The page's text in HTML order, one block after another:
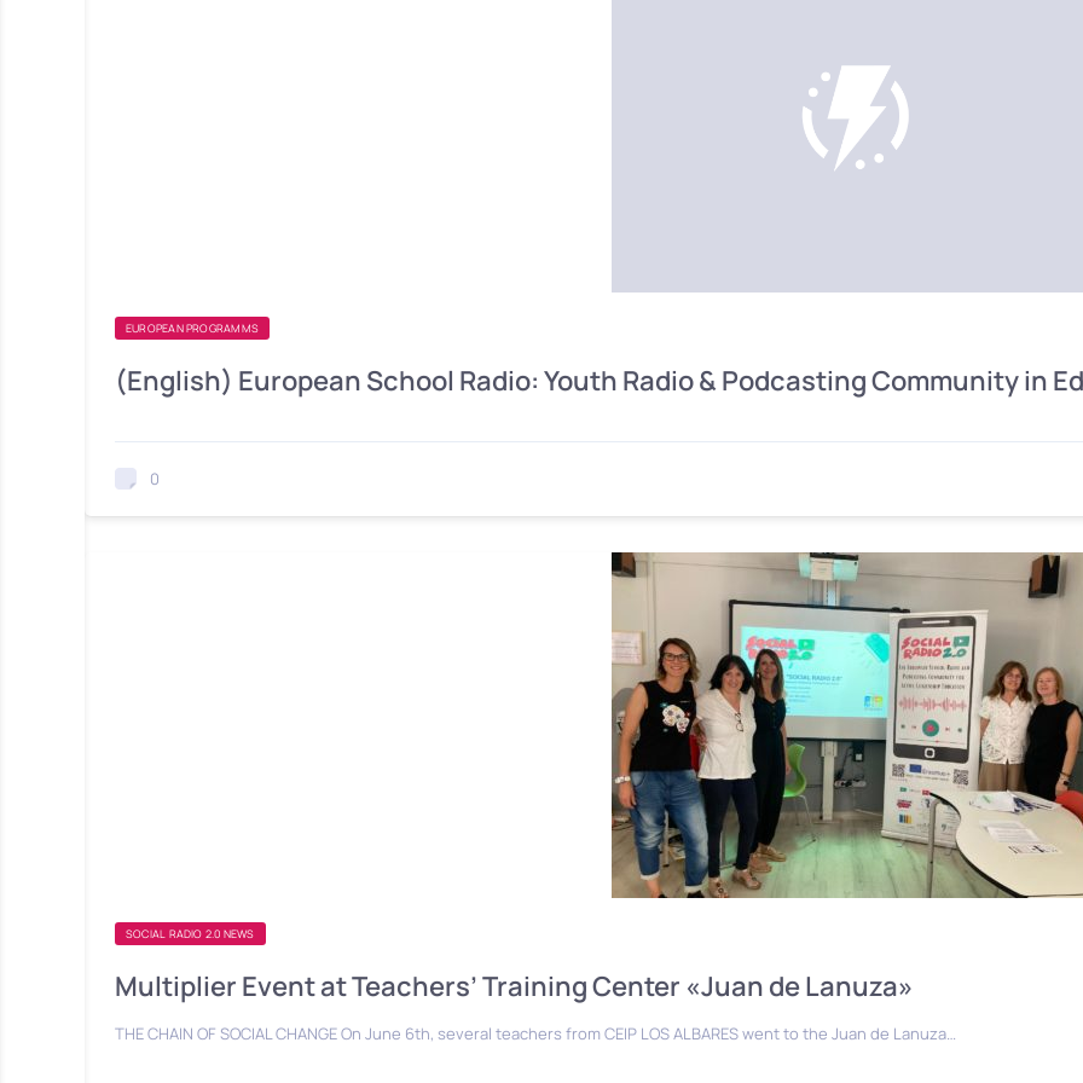
EUROPEAN PROGRAMMS
(English) European School Radio: Youth Radio & Podcasting Community in
0
SOCIAL RADIO 2.0 NEWS
Multiplier Event at Teachers’ Training Center «Juan de Lanuza»
THE CHAIN OF SOCIAL CHANGE On June 6th, several teachers from CEIP LOS ALBARES went to the Juan de Lanuza…